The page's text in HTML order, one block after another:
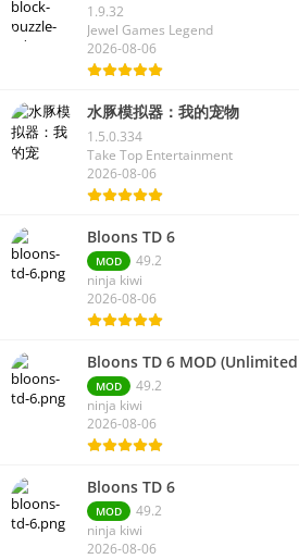
1.9.32
Jewel Games Legend
2026-08-06
水豚模拟器：我的宠物
1.5.0.334
Take Top Entertainment
2026-08-06
Bloons TD 6
MOD
49.2
ninja kiwi
2026-08-06
Bloons TD 6 MOD
MOD
49.2
ninja kiwi
2026-08-06
Bloons TD 6
MOD
49.2
ninja kiwi
2026-08-06